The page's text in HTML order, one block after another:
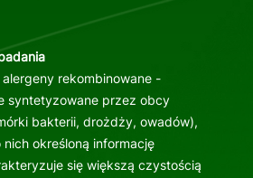
rekombinowane -
syntetyzowane przez obcy
bakterii, drożdży, owadów),
określoną informację
się większą czystością